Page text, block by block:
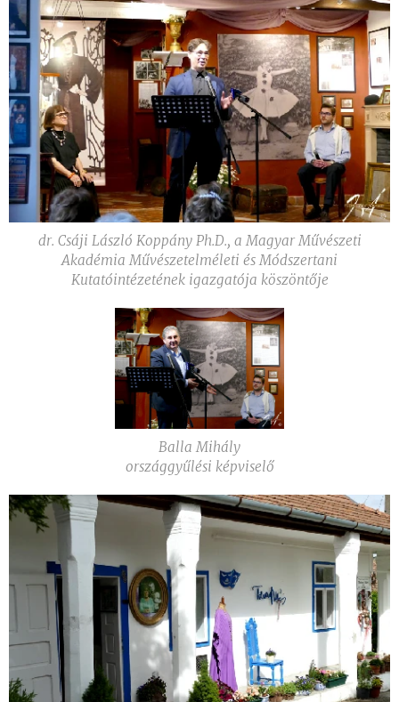
dr. Csáji László Koppány Ph.D., a Magyar Művészeti
Akadémia Művészetelméleti és Módszertani
Kutatóintézetének igazgatója köszöntője
Balla Mihály
országgyűlési képviselő